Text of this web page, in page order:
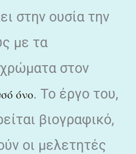
στην ουσία την
με τα
στον
όνο. Το έργο του,
βιογραφικό,
οι μελετητές